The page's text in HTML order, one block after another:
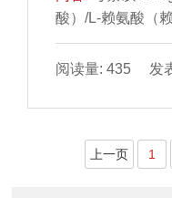
酸）/L-赖氨酸（
NaCl溶液为提取
特性。差示扫描
对 应的蛋白提取
热和冷却的过程
阅读量: 435 发
上一页 1